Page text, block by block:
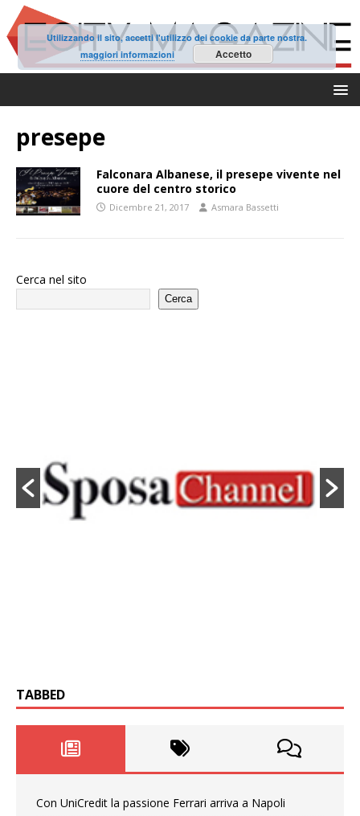
presepe
Falconara Albanese, il presepe vivente nel
cuore del centro storico
Dicembre 21, 2017 Asmara Bassetti
Cerca nel sito
Cerca
TABBED
Con UniCredit la passione Ferrari arriva a Napoli
Utilizzando il sito, accetti l'utilizzo dei cookie da parte nostra.
maggiori informazioni
Accetto